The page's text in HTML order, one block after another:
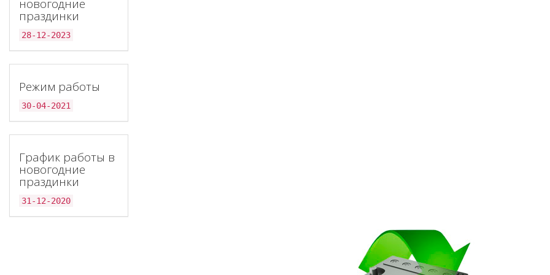
новогодние
праздинки
28-12-2023
Режим работы
30-04-2021
График работы в
новогодние
праздинки
31-12-2020